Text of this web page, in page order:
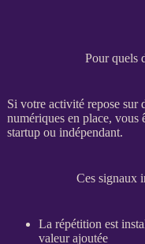
Pour quels
Si votre activité repose sur
numériques en place, vous
startup ou indépendant.
Ces signaux
La répétition est
valeur ajoutée